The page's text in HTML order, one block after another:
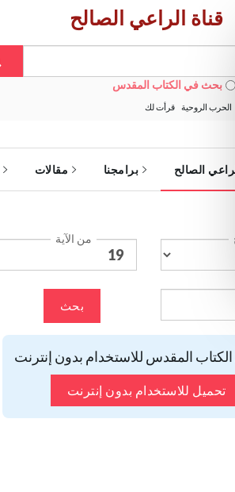
قناة الراعي الصالح
بحث في الكتاب المقدس
الحرب الروحية قرأت لك
الصالح برامجنا مقالات
من الآية
بحث
المقدس للاستخدام بدون إنترنت
تحميل للاستخدام بدون إنترنت